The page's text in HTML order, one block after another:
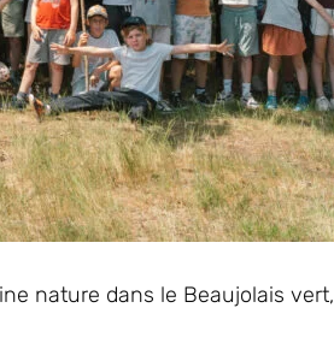
nature dans le Beaujolais